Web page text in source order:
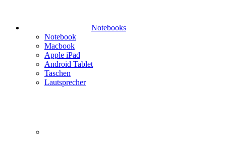
Notebooks
Notebook
Macbook
Apple iPad
Android Tablet
Taschen
Lautsprecher